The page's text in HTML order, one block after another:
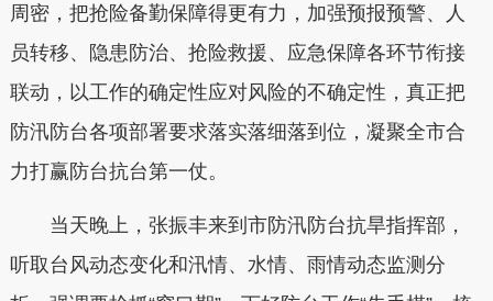
周密，把抢险备勤保障得更有力，加强预报预警、人
员转移、隐患防治、抢险救援、应急保障各环节衔接
联动，以工作的确定性应对风险的不确定性，真正把
防汛防台各项部署要求落实落细落到位，凝聚全市合
力打赢防台抗台第一仗。
当天晚上，张振丰来到市防汛防台抗旱指挥部，
听取台风动态变化和汛情、水情、雨情动态监测分